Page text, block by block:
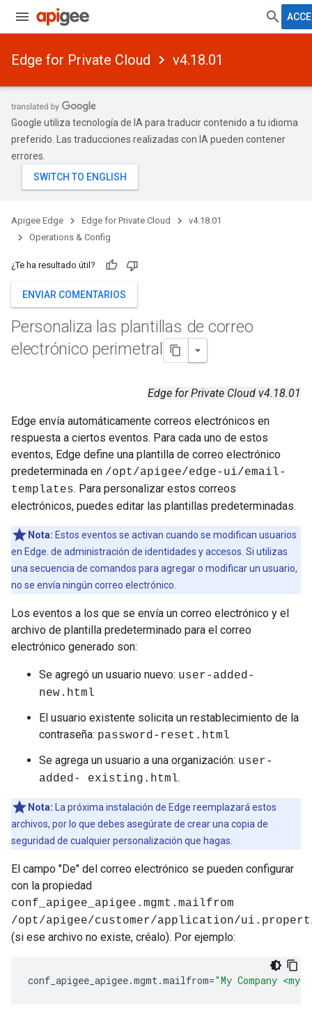
Edge for Private Cloud v4.18.01
Google utiliza tecnología de IA para traducir contenido a tu idioma
preferido. Las traducciones realizadas con IA pueden contener
errores.
Apigee Edge Edge for Private Cloud
v4.18.01
Operations & Config
¿Te ha resultado útil?
ENVIAR COMENTARIOS
Personaliza las plantillas de correo
electrónico perimetral
Edge for Private Cloud v4.18.01
Edge envía automáticamente correos electrónicos en
respuesta a ciertos eventos. Para cada uno de estos
eventos, Edge define una plantilla de correo electrónico
predeterminada en /opt/apigee/edge-ui/email-
templates. Para personalizar estos correos
electrónicos, puedes editar las plantillas predeterminadas.
Nota: Estos eventos se activan cuando se modifican usuarios
en Edge. de administración de identidades y accesos. Si utilizas
una secuencia de comandos para agregar o modificar un usuario,
no se envía ningún correo electrónico.
Los eventos a los que se envía un correo electrónico y el
archivo de plantilla predeterminado para el correo
electrónico generado son:
Se agregó un usuario nuevo: user-added-
new.html
El usuario existente solicita un restablecimiento de la
contraseña: password-reset.html
Se agrega un usuario a una organización: user-
added- existing.html.
Nota: La próxima instalación de Edge reemplazará estos
archivos, por lo que debes asegúrate de crear una copia de
seguridad de cualquier personalización que hagas.
El campo "De" del correo electrónico se pueden configurar
con la propiedad
conf_apigee_apigee.mgmt.mailfrom
/opt/apigee/customer/application/
(si ese archivo no existe, créalo). Por ejemplo:
conf_apigee_apigee.mgmt.mailfrom="My Company